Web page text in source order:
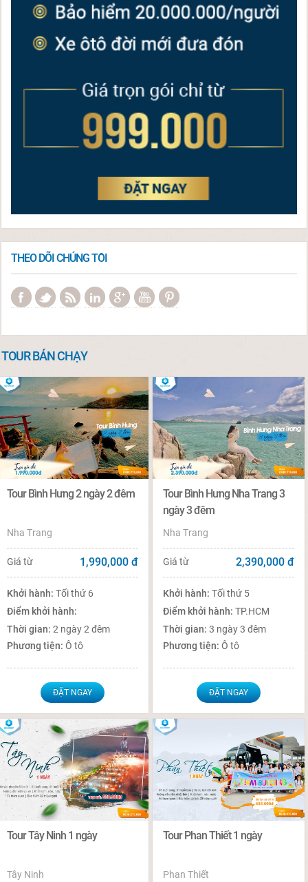
THEO DÕI CHÚNG TÔI
TOUR BÁN CHẠY
Tour Bình Hưng 2 ngày 2 đêm
Nha Trang
Giá từ 1,990,000 đ
Khởi hành:Tối thứ 6
Điểm khởi hành:
Thời gian:2 ngày 2 đêm
Phương tiện:Ô tô
ĐẶT NGAY
Tour Bình Hưng Nha Trang 3
ngày 3 đêm
Nha Trang
Giá từ 2,390,000 đ
Khởi hành:Tối thứ 5
Điểm khởi hành:TP.HCM
Thời gian:3 ngày 3 đêm
Phương tiện:Ô tô
ĐẶT NGAY
Tour Tây Ninh 1 ngày
Tây Ninh
Tour Phan Thiết 1 ngày
Phan Thiết